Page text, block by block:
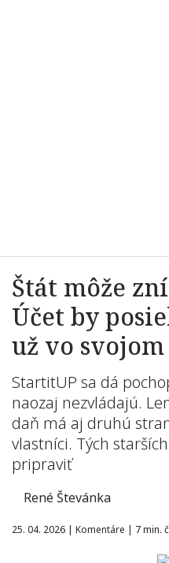
Štát môže
Účet by
už vo
StartitUP sa dá
naozaj nezvládajú.
daň má aj druhú
vlastníci. Tých
pripraviť
René Števánka
25. 04. 2026 | Komentáre | 7 min.